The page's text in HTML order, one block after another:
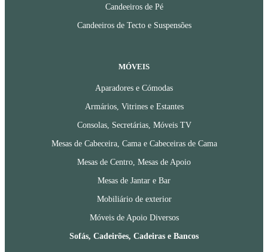
Candeeiros de Pé
Candeeiros de Tecto e Suspensões
MÓVEIS
Aparadores e Cómodas
Armários, Vitrines e Estantes
Consolas, Secretárias, Móveis TV
Mesas de Cabeceira, Cama e Cabeceiras de Cama
Mesas de Centro, Mesas de Apoio
Mesas de Jantar e Bar
Mobiliário de exterior
Móveis de Apoio Diversos
Sofás, Cadeirões, Cadeiras e Bancos